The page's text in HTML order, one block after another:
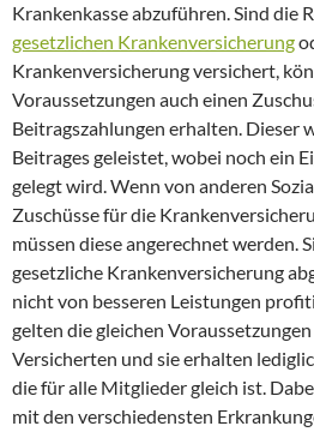
Krankenkasse abzuführen. Sind die
gesetzlichen Krankenversicherung
Krankenversicherung versichert,
Voraussetzungen auch einen
Beitragszahlungen erhalten. Dieser
Beitrages geleistet, wobei noch ein
gelegt wird. Wenn von anderen
Zuschüsse für die
müssen diese angerechnet werden.
gesetzliche Krankenversicherung
nicht von besseren Leistungen
gelten die gleichen
Versicherten und sie erhalten
die für alle Mitglieder gleich ist.
mit den verschiedensten